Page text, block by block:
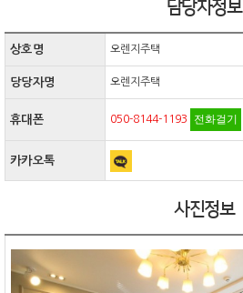
담당자정보
상호명 오렌지주택
당당자명 오렌지주택
휴대폰 050-8144-1193 전화걸기
카카오톡
사진정보